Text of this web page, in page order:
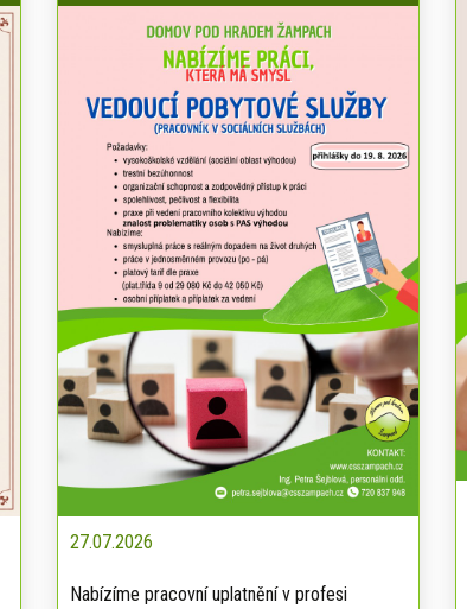
27.07.2026
Nabízíme pracovní uplatnění v profesi